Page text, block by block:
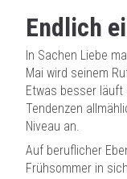
Endlich
In Sachen Liebe
Mai wird seinem
Etwas besser läuft
Tendenzen
Niveau an.
Auf beruflicher
Frühsommer in